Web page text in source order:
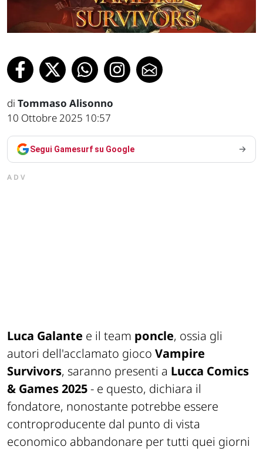
di Tommaso Alisonno
10 Ottobre 2025 10:57
Segui Gamesurf su Google
ADV
Luca Galante e il team poncle, ossia gli
autori dell'acclamato gioco Vampire
Survivors, saranno presenti a Lucca Comics
& Games 2025- e questo, dichiara il
fondatore, nonostante potrebbe essere
controproducente dal punto di vista
economico abbandonare per tutti quei giorni